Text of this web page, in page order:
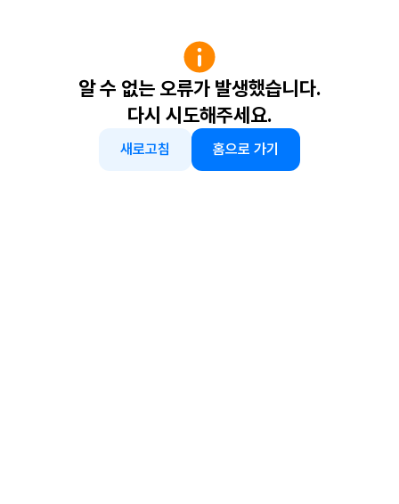
알 수 없는 오류가 발생했습니다.
다시 시도해주세요.
새로고침 홈으로 가기